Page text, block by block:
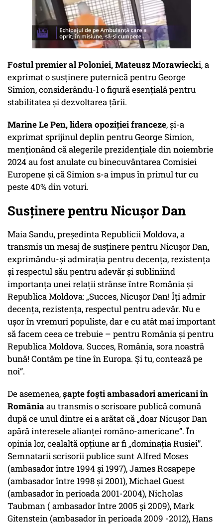
Fostul premier al Poloniei, Mateusz Morawiecki, a
exprimat o susținere puternică pentru George
Simion, considerându-l o figură esențială pentru
stabilitatea și dezvoltarea țării.
Marine Le Pen, lidera opoziției franceze, și-a
exprimat sprijinul deplin pentru George Simion,
menționând că alegerile prezidențiale din noiembrie
2024 au fost anulate cu binecuvântarea Comisiei
Europene și că Simion s-a impus în primul tur cu
peste 40% din voturi.
Susținere pentru Nicușor Dan
Maia Sandu, președinta Republicii Moldova, a
transmis un mesaj de susținere pentru Nicușor Dan,
exprimându-și admirația pentru decența, rezistența
și respectul său pentru adevăr și subliniind
importanța unei relații strânse între România și
Republica Moldova: „Succes, Nicușor Dan! Îți admir
decența, rezistența, respectul pentru adevăr. Nu e
ușor în vremuri populiste, dar e cu atât mai important
să facem ceea ce trebuie – pentru România și pentru
Republica Moldova. Succes, România, sora noastră
bună! Contăm pe tine în Europa. Și tu, contează pe
noi”.
De asemenea,șapte foști ambasadori americani în
Româniaau transmis o scrisoare publică comună
după ce unul dintre ei a arătat că „doar Nicușor Dan
apără interesele alianței româno-americane”. În
opinia lor, cealaltă opțiune ar fi „dominația Rusiei”.
Semnatarii scrisorii publice sunt Alfred Moses
(ambasador între 1994 și 1997), James Rosapepe
(ambasador între 1998 și 2001), Michael Guest
(ambasador în perioada 2001-2004), Nicholas
Taubman ( ambasador între 2005 și 2009), Mark
Gitenstein (ambasador în perioada 2009 -2012), Hans